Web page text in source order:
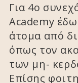
Για 4ο
Academy
άτομα από
όπως τον
των μη-
Επίσης